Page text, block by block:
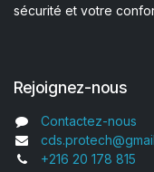
sécurité et votre
Rejoignez-nous
Contactez-nous
+216 20 178 815